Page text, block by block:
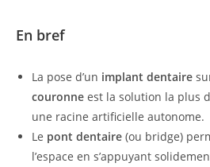
En bref
La pose d’un implant dentaire
couronne est la solution la plus
une racine artificielle autonome.
Le pont dentaire (ou bridge)
l’espace en s’appuyant